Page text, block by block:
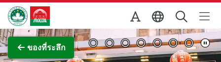
Skip to Main Content
สำนักงานการท่องเที่ยวของรัฐบาลมาเก๊า
ของที่ระลึก
ภาพขยาย